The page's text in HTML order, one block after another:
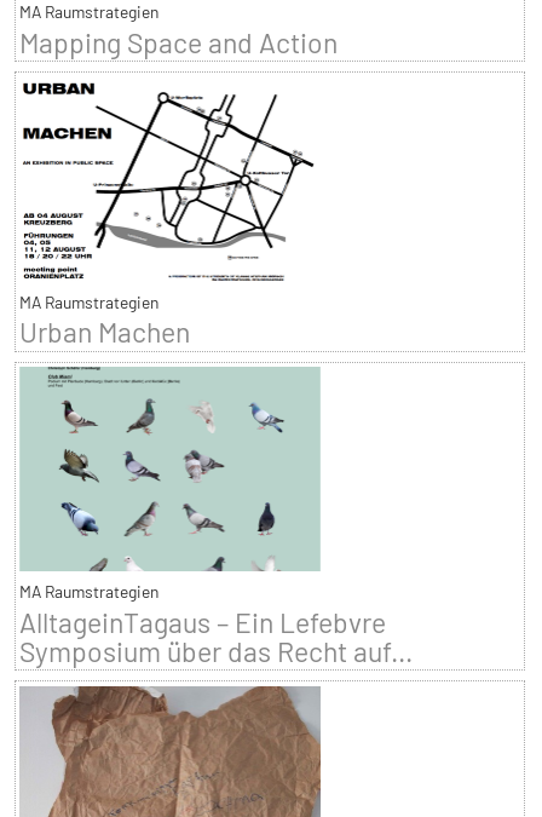
MA Raumstrategien
Mapping Space and Action
MA Raumstrategien
Urban Machen
MA Raumstrategien
AlltageinTagaus – Ein Lefebvre
Symposium über das Recht auf...